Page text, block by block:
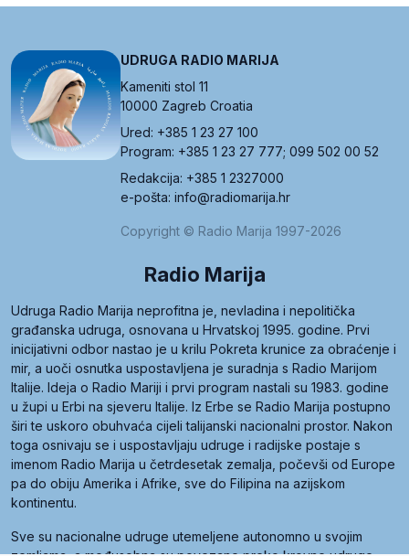
UDRUGA RADIO MARIJA
Kameniti stol 11
10000 Zagreb Croatia
Ured: +385 1 23 27 100
Program: +385 1 23 27 777; 099 502 00 52
Redakcija: +385 1 2327000
e-pošta: info@radiomarija.hr
Copyright © Radio Marija 1997-2026
Radio Marija
Udruga Radio Marija neprofitna je, nevladina i nepolitička
građanska udruga, osnovana u Hrvatskoj 1995. godine. Prvi
inicijativni odbor nastao je u krilu Pokreta krunice za obraćenje i
mir, a uoči osnutka uspostavljena je suradnja s Radio Marijom
Italije. Ideja o Radio Mariji i prvi program nastali su 1983. godine
u župi u Erbi na sjeveru Italije. Iz Erbe se Radio Marija postupno
širi te uskoro obuhvaća cijeli talijanski nacionalni prostor. Nakon
toga osnivaju se i uspostavljaju udruge i radijske postaje s
imenom Radio Marija u četrdesetak zemalja, počevši od Europe
pa do obiju Amerika i Afrike, sve do Filipina na azijskom
kontinentu.
Sve su nacionalne udruge utemeljene autonomno u svojim